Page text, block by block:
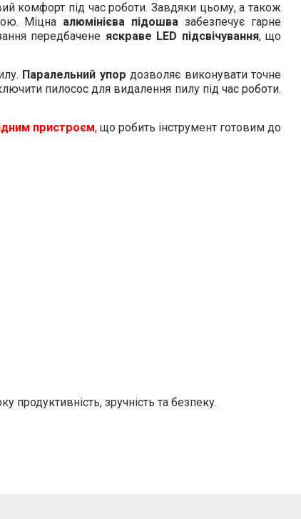
комфорт під час роботи. Завдяки цьому, а також
Міцна алюмінієва підошва забезпечує гарне
передбачене яскраве LED підсвічування, що
Паралельний упор дозволяє виконувати точне
пилосос для видалення пилу під час роботи.
пристроєм,що робить інструмент готовим до
продуктивність, зручність та безпеку.